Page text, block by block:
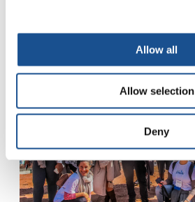
Allow all
Allow selection
Deny